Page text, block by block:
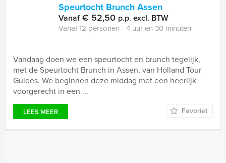
Speurtocht Brunch Assen
Vanaf€ 52,50 p.p. excl. BTW
Vanaf 12 personen ‐ 4 uur en 30 minuten
Vandaag doen we een speurtocht en brunch tegelijk,
met de Speurtocht Brunch in Assen, van Holland Tour
Guides. We beginnen deze middag met een heerlijk
voorgerecht in een ...
LEES MEER Favoriet